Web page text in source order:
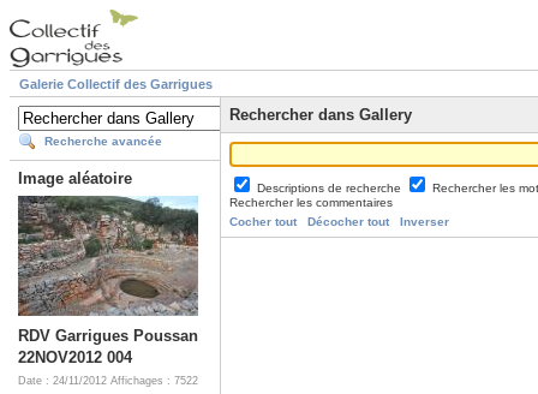
Galerie Collectif des Garrigues
Recherche avancée
Image aléatoire
RDV Garrigues Poussan
22NOV2012 004
Date : 24/11/2012 Affichages : 7522
Rechercher dans Gallery
Descriptions de recherche
Rechercher les
Rechercher les commentaires
Cocher tout
Décocher tout Inverser